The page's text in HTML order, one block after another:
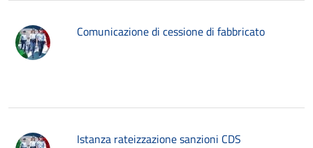
Comunicazione di cessione di fabbricato
Istanza rateizzazione sanzioni CDS